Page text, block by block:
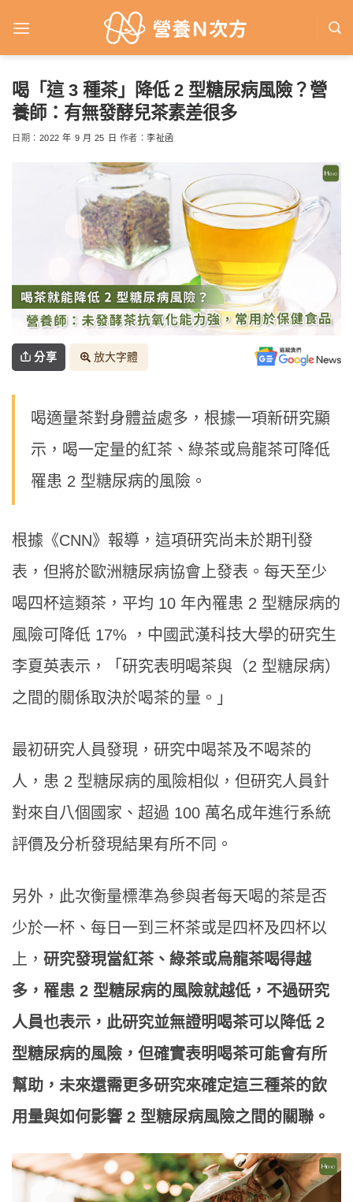
喝「這 3 種茶」降低 2 型糖尿病風險？營
養師：有無發酵兒茶素差很多
日期： 2022 年 9 月 25 日 作者：李祉函
分享 放大字體
喝適量茶對身體益處多，根據一項新研究顯
示，喝一定量的紅茶、綠茶或烏龍茶可降低
罹患 2 型糖尿病的風險。
根據《CNN》報導，這項研究尚未於期刊發
表，但將於歐洲糖尿病協會上發表。每天至少
喝四杯這類茶，平均 10 年內罹患 2 型糖尿病的
風險可降低 17% ，中國武漢科技大學的研究生
李夏英表示，「研究表明喝茶與（2 型糖尿病）
之間的關係取決於喝茶的量。」
最初研究人員發現，研究中喝茶及不喝茶的
人，患 2 型糖尿病的風險相似，但研究人員針
對來自八個國家、超過 100 萬名成年進行系統
評價及分析發現結果有所不同。
另外，此次衡量標準為參與者每天喝的茶是否
少於一杯、每日一到三杯茶或是四杯及四杯以
上， 研究發現當紅茶、綠茶或烏龍茶喝得越
多，罹患 2 型糖尿病的風險就越低，不過研究
人員也表示，此研究並無證明喝茶可以降低 2
型糖尿病的風險，但確實表明喝茶可能會有所
幫助，未來還需更多研究來確定這三種茶的飲
用量與如何影響 2 型糖尿病風險之間的關聯。